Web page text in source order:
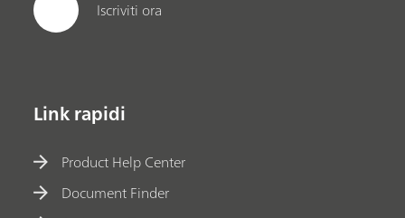
Iscriviti ora
Link rapidi
Product Help Center
Document Finder